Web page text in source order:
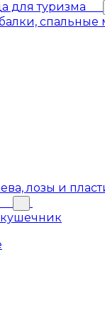
для туризма
лозы и